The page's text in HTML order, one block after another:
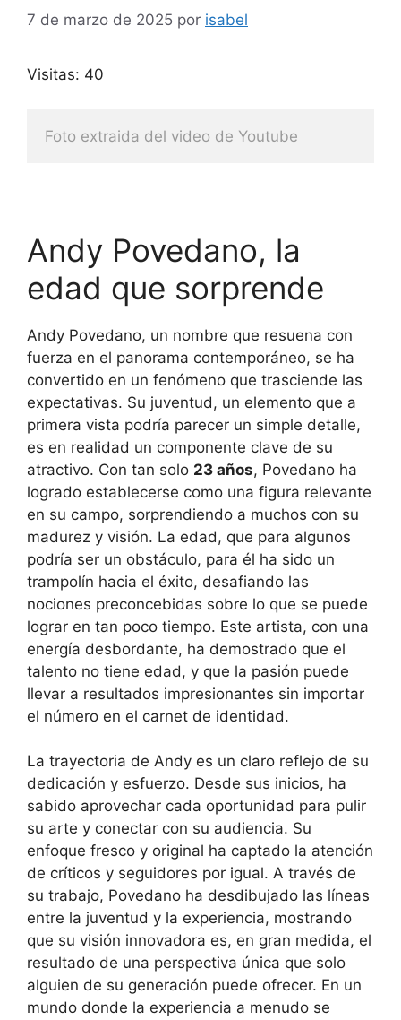
7 de marzo de 2025 por isabel
Visitas: 40
Foto extraida del video de Youtube
Andy Povedano, la
edad que sorprende
Andy Povedano, un nombre que resuena con
fuerza en el panorama contemporáneo, se ha
convertido en un fenómeno que trasciende las
expectativas. Su juventud, un elemento que a
primera vista podría parecer un simple detalle,
es en realidad un componente clave de su
atractivo. Con tan solo 23 años, Povedano ha
logrado establecerse como una figura relevante
en su campo, sorprendiendo a muchos con su
madurez y visión. La edad, que para algunos
podría ser un obstáculo, para él ha sido un
trampolín hacia el éxito, desafiando las
nociones preconcebidas sobre lo que se puede
lograr en tan poco tiempo. Este artista, con una
energía desbordante, ha demostrado que el
talento no tiene edad, y que la pasión puede
llevar a resultados impresionantes sin importar
el número en el carnet de identidad.
La trayectoria de Andy es un claro reflejo de su
dedicación y esfuerzo. Desde sus inicios, ha
sabido aprovechar cada oportunidad para pulir
su arte y conectar con su audiencia. Su
enfoque fresco y original ha captado la atención
de críticos y seguidores por igual. A través de
su trabajo, Povedano ha desdibujado las líneas
entre la juventud y la experiencia, mostrando
que su visión innovadora es, en gran medida, el
resultado de una perspectiva única que solo
alguien de su generación puede ofrecer. En un
mundo donde la experiencia a menudo se